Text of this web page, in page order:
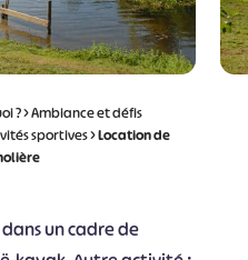
?>Ambiance et défis
sportives>Location de
un cadre de